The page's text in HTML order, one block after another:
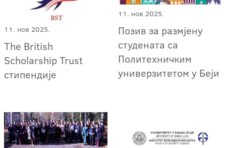
11. нов 2025.
The British
Scholarship Trust
стипендије
11. нов 2025.
Позив за размјену
студената са
Политехничким
универзитетом у Беји